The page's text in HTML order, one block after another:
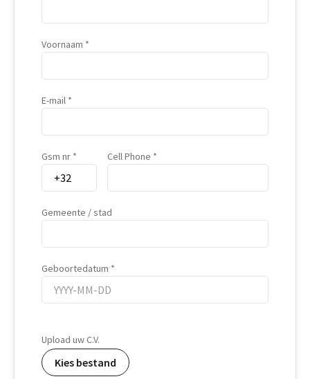
Voornaam
E-mail
Gsm nr Cell Phone
Gemeente / stad
Geboortedatum
Upload uw C.V.
Kies bestand